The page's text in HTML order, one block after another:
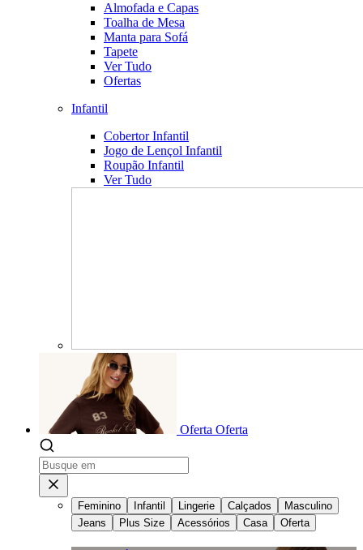
Almofada e Capas
Toalha de Mesa
Manta para Sofá
Tapete
Ver Tudo
Ofertas
Infantil
Cobertor Infantil
Jogo de Lençol Infantil
Roupão Infantil
Ver Tudo
Oferta Oferta
Feminino Infantil Lingerie Calçados
Masculino
Jeans
Plus Size Acessórios Casa Oferta